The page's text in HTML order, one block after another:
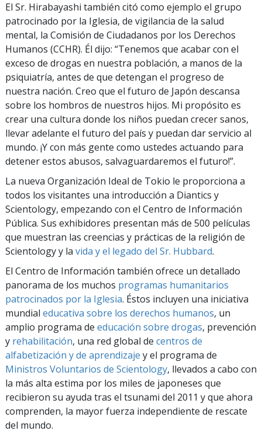
El Sr. Hirabayashi también citó como ejemplo el grupo
patrocinado por la Iglesia, de vigilancia de la salud
mental, la Comisión de Ciudadanos por los Derechos
Humanos (CCHR). Él dijo: “Tenemos que acabar con el
exceso de drogas en nuestra población, a manos de la
psiquiatría, antes de que detengan el progreso de
nuestra nación. Creo que el futuro de Japón descansa
sobre los hombros de nuestros hijos. Mi propósito es
crear una cultura donde los niños puedan crecer sanos,
llevar adelante el futuro del país y puedan dar servicio al
mundo. ¡Y con más gente como ustedes actuando para
detener estos abusos, salvaguardaremos el futuro!”.
La nueva Organización Ideal de Tokio le proporciona a
todos los visitantes una introducción a Diantics y
Scientology, empezando con el Centro de Información
Pública. Sus exhibidores presentan más de 500 películas
que muestran las creencias y prácticas de la religión de
Scientology y la vida y el legado del Sr. Hubbard.
El Centro de Información también ofrece un detallado
panorama de los muchos programas humanitarios
patrocinados por la Iglesia. Éstos incluyen una iniciativa
mundial educativa sobre los derechos humanos, un
amplio programa de educación sobre drogas, prevención
y rehabilitación, una red global de centros de
alfabetización y de aprendizaje y el programa de
Ministros Voluntarios de Scientology, llevados a cabo con
la más alta estima por los miles de japoneses que
recibieron su ayuda tras el tsunami del 2011 y que ahora
comprenden, la mayor fuerza independiente de rescate
del mundo.